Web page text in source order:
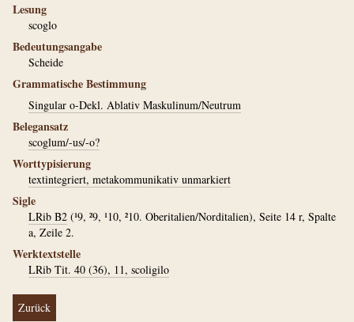
Lesung
scoglo
Bedeutungsangabe
Scheide
Grammatische Bestimmung
Singular o-Dekl. Ablativ Maskulinum/Neutrum
Belegansatz
scoglum/-us/-o?
Worttypisierung
textintegriert, metakommunikativ unmarkiert
Sigle
LRib B2 (¹9, ²9, ¹10, ²10. Oberitalien/Norditalien), Seite 14 r, Spalte
a, Zeile 2.
Werktextstelle
LRib Tit. 40 (36), 11, scoligilo
Zurück